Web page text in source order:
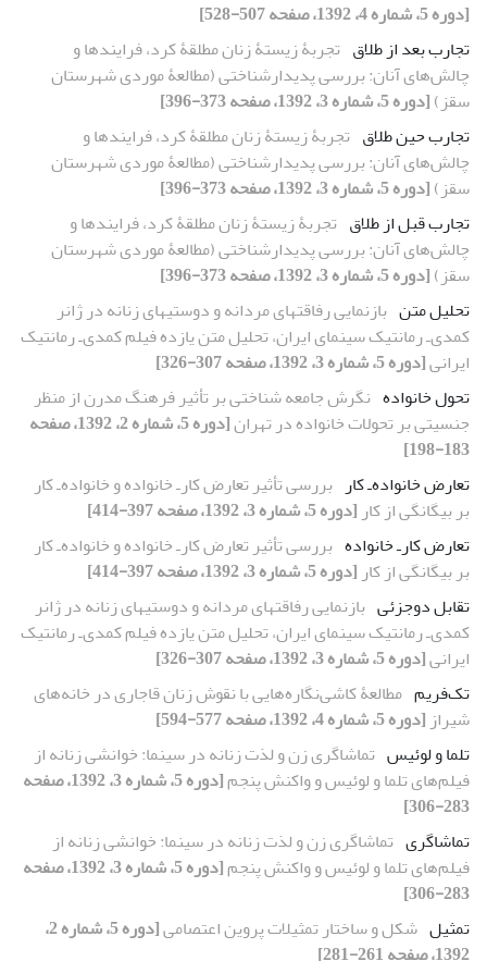
[دوره 5، شماره 4، 1392، صفحه 507-528]
تجارب بعد از طلاق تجربۀ زیستۀ زنان مطلقۀ کرد، فرایندها و
چالش‌های آنان: بررسی پدیدارشناختی (مطالعۀ موردی شهرستان
سقز)[دوره 5، شماره 3، 1392، صفحه 373-396]
تجارب حین طلاق تجربۀ زیستۀ زنان مطلقۀ کرد، فرایندها و
چالش‌های آنان: بررسی پدیدارشناختی (مطالعۀ موردی شهرستان
سقز)[دوره 5، شماره 3، 1392، صفحه 373-396]
تجارب قبل از طلاق تجربۀ زیستۀ زنان مطلقۀ کرد، فرایندها و
چالش‌های آنان: بررسی پدیدارشناختی (مطالعۀ موردی شهرستان
سقز)[دوره 5، شماره 3، 1392، صفحه 373-396]
تحلیل متن بازنمایی رفاقت‏های مردانه و دوستی‏های زنانه در ژانر
کمدی‌ـ رمانتیک سینمای ایران، تحلیل متن یازده فیلم کمدی‌ـ رمانتیک
ایرانی[دوره 5، شماره 3، 1392، صفحه 307-326]
تحول خانواده نگرش جامعه شناختی بر تأثیر فرهنگ مدرن از منظر
جنسیتی بر تحولات خانواده در تهران
[دوره 5، شماره 2، 1392، صفحه
183-198]
تعارض خانواده‌ـ کار بررسی تأثیر تعارض کارـ خانواده و خانواده‌ـ کار
بر بیگانگی از کار [دوره 5، شماره 3، 1392، صفحه 397-414]
تعارض کارـ خانواده بررسی تأثیر تعارض کارـ خانواده و خانواده‌ـ کار
بر بیگانگی از کار [دوره 5، شماره 3، 1392، صفحه 397-414]
تقابل دوجزئی بازنمایی رفاقت‏های مردانه و دوستی‏های زنانه در ژانر
کمدی‌ـ رمانتیک سینمای ایران، تحلیل متن یازده فیلم کمدی‌ـ رمانتیک
ایرانی[دوره 5، شماره 3، 1392، صفحه 307-326]
تک‌فریم مطالعۀ کاشی‌نگاره‌هایی با نقوش زنان قاجاری در خانه‌های
شیراز [دوره 5، شماره 4، 1392، صفحه 577-594]
تلما و لوئیس تماشاگری زن و لذت زنانه در سینما: خوانشی زنانه از
فیلم‌های تلما و لوئیس و واکنش پنجم
[دوره 5، شماره 3، 1392، صفحه
283-306]
تماشاگری تماشاگری زن و لذت زنانه در سینما: خوانشی زنانه از
فیلم‌های تلما و لوئیس و واکنش پنجم
[دوره 5، شماره 3، 1392، صفحه
283-306]
تمثیل شکل و ساختار تمثیلات پروین اعتصامی
[دوره 5، شماره 2،
1392، صفحه 261-281]